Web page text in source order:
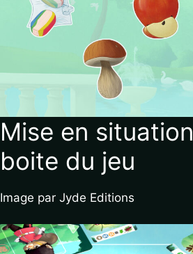
Mise en
boite du jeu
Image par Jyde Editions